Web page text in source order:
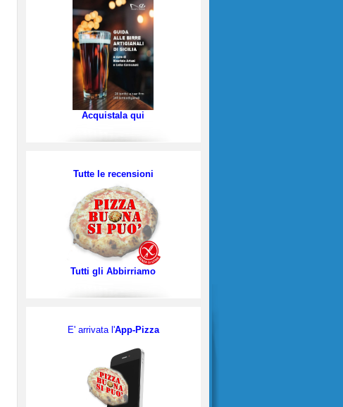
Acquistala qui
Tutte le recensioni
Tutti gli Abbirriamo
E' arrivata l'App-Pizza